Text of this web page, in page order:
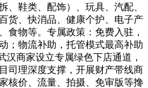
、鞋类、配饰）、玩具、汽配、
货、快消品、健康个护、电子产
食物等。专属政策：免费入驻，
；物流补助，托管模式最高补助
汉商家设立专属绿色下店通道，
司理深度支撑，开展财产带线商
核价、流量、拍摄、免审版等搀